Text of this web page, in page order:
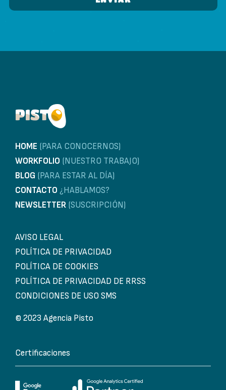
HOME (PARA CONOCERNOS)
WORKFOLIO (NUESTRO TRABAJO)
BLOG (PARA ESTAR AL DÍA)
CONTACTO ¿HABLAMOS?
NEWSLETTER (SUSCRIPCIÓN)
AVISO LEGAL
POLÍTICA DE PRIVACIDAD
POLÍTICA DE COOKIES
POLÍTICA DE PRIVACIDAD DE RRSS
CONDICIONES DE USO SMS
© 2023 Agencia Pisto
Certificaciones